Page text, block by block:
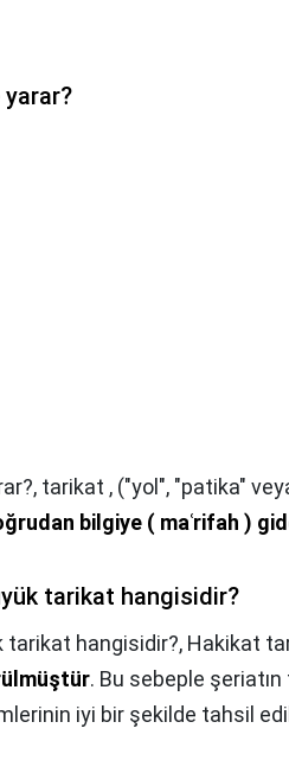
tarikat , ("yol", "patika"
bilgiye ( maʿrifah )
tarikat hangisidir?
tarikat hangisidir?, Hakikat
. Bu sebeple
iyi bir şekilde tahsil